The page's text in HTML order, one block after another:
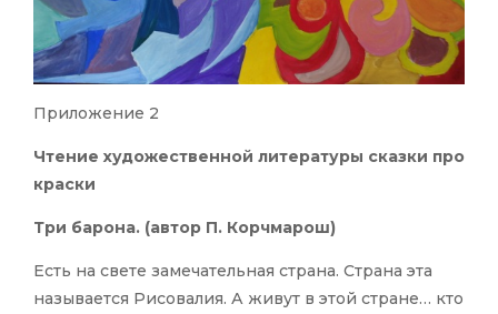
Приложение 2
Чтение художественной литературы сказки про
краски
Три барона. (автор П. Корчмарош)
Есть на свете замечательная страна. Страна эта
называется Рисовалия. А живут в этой стране… кто